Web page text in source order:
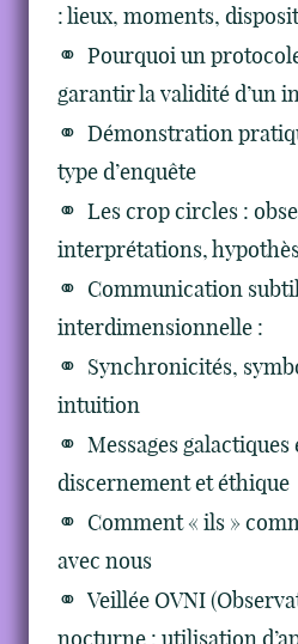
: lieux, moments,
Pourquoi un
garantir la validité d’un
Démonstration
type d’enquête
Les crop circles :
interprétations,
Communication
interdimensionnelle :
Synchronicités,
intuition
Messages
discernement et éthique
Comment « ils »
avec nous
Veillée OVNI
nocturne : utilisation